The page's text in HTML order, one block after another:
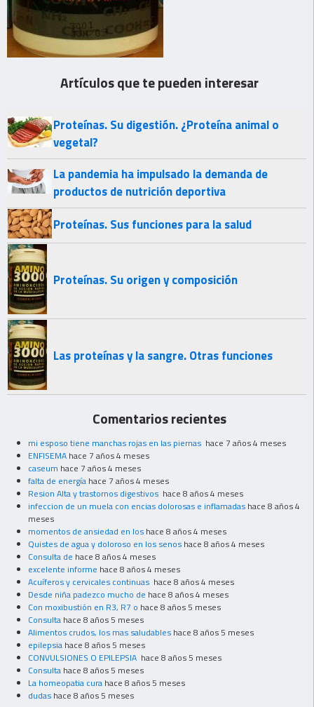
Artículos que te pueden interesar
Proteínas. Su digestión. ¿Proteína animal o
vegetal?
La pandemia ha impulsado la demanda de
productos de nutrición deportiva
Proteínas. Sus funciones para la salud
Proteínas. Su origen y composición
Las proteínas y la sangre. Otras funciones
Comentarios recientes
mi esposo tiene manchas rojas en las piernas hace 7 años 4 meses
ENFISEMA hace 7 años 4 meses
caseum hace 7 años 4 meses
falta de energía hace 7 años 4 meses
Resion Alta y trastornos digestivos hace 8 años 4 meses
infeccion de un muela con encias dolorosas e inflamadas hace 8 años 4
meses
momentos de ansiedad en los hace 8 años 4 meses
Quistes de agua y doloroso en los senos hace 8 años 4 meses
Consulta de hace 8 años 4 meses
excelente informe hace 8 años 4 meses
Acuíferos y cervicales continuas hace 8 años 4 meses
Desde niña padezco mucho de hace 8 años 4 meses
Con moxibustión en R3, R7 o hace 8 años 5 meses
Consulta hace 8 años 5 meses
Alimentos crudos, los mas saludables hace 8 años 5 meses
epilepsia hace 8 años 5 meses
CONVULSIONES O EPILEPSIA hace 8 años 5 meses
Consulta hace 8 años 5 meses
La homeopatia cura hace 8 años 5 meses
dudas hace 8 años 5 meses